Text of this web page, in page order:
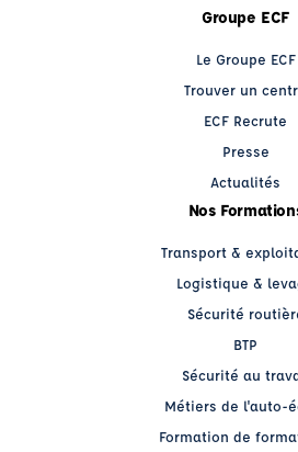
Groupe ECF
Le Groupe ECF
Trouver un
ECF Recrute
Presse
Actualités
Nos
Transport &
Logistique &
Sécurité
BTP
Sécurité au
Métiers de l'auto-
Formation de